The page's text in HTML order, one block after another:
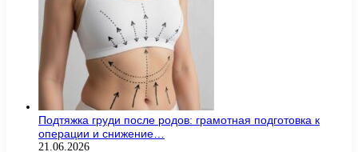
Подтяжка груди после родов: грамотная подготовка к
операции и снижение…
21.06.2026